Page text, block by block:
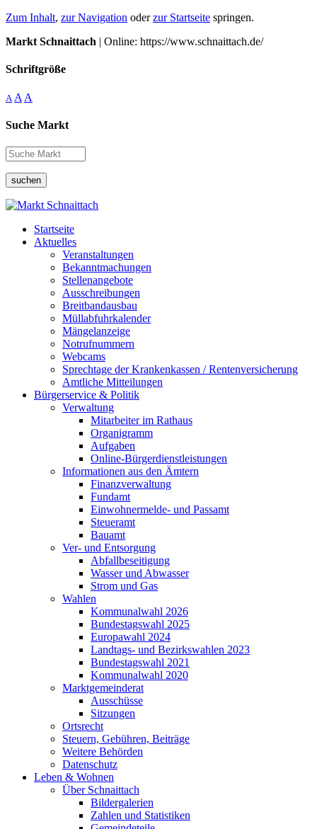
Zum Inhalt, zur Navigation oderzur Startseite springen.
Markt Schnaittach | Online: https://www.schnaittach.de/
Schriftgröße
A A A
Suche Markt
suchen
Startseite
Aktuelles
Veranstaltungen
Bekanntmachungen
Stellenangebote
Ausschreibungen
Breitbandausbau
Müllabfuhrkalender
Mängelanzeige
Notrufnummern
Webcams
Sprechtage der Krankenkassen / Rentenversicherung
Amtliche Mitteilungen
Bürgerservice & Politik
Verwaltung
Mitarbeiter im Rathaus
Organigramm
Aufgaben
Online-Bürgerdienstleistungen
Informationen aus den Ämtern
Finanzverwaltung
Fundamt
Einwohnermelde- und Passamt
Steueramt
Bauamt
Ver- und Entsorgung
Abfallbeseitigung
Wasser und Abwasser
Strom und Gas
Wahlen
Kommunalwahl 2026
Bundestagswahl 2025
Europawahl 2024
Landtags- und Bezirkswahlen 2023
Bundestagswahl 2021
Kommunalwahl 2020
Marktgemeinderat
Ausschüsse
Sitzungen
Ortsrecht
Steuern, Gebühren, Beiträge
Weitere Behörden
Datenschutz
Leben & Wohnen
Über Schnaittach
Bildergalerien
Zahlen und Statistiken